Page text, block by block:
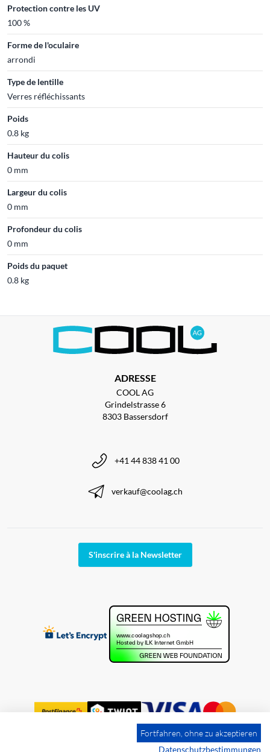
Protection contre les UV
100 %
Forme de l'oculaire
arrondi
Type de lentille
Verres réfléchissants
Poids
0.8 kg
Hauteur du colis
0 mm
Largeur du colis
0 mm
Profondeur du colis
0 mm
Poids du paquet
0.8 kg
ADRESSE
COOL AG
Grindelstrasse 6
8303 Bassersdorf
+41 44 838 41 00
verkauf@coolag.ch
S'inscrire à la Newsletter
Fortfahren, ohne zu akzeptieren
Datenschutzbestimmungen